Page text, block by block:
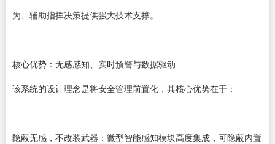
为、辅助指挥决策提供强大技术支撑。
核心优势：无感感知、实时预警与数据驱动
该系统的设计理念是将安全管理前置化，其核心优势在于：
隐蔽无感，不改装武器：微型智能感知模块高度集成，可隐蔽内置